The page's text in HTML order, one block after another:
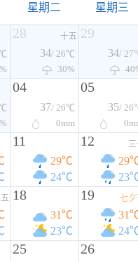
星期二 星期三
28 十五
34/ 26℃
30%
29
34/
04
37/ 26℃
0mm
05
35/
0
11
29℃
24℃
12
18
31℃
23℃
19 七夕
25 26